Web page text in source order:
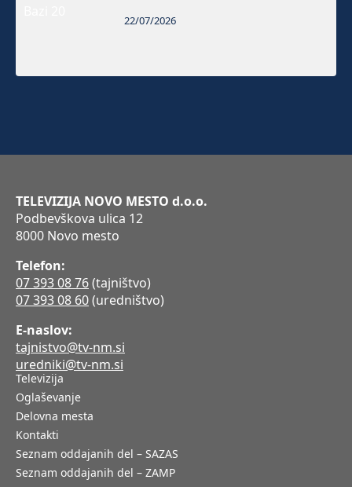
22/07/2026
TELEVIZIJA NOVO MESTO d.o.o.
Podbevškova ulica 12
8000 Novo mesto
Telefon:
07 393 08 76(tajništvo)
07 393 08 60(uredništvo)
E-naslov:
tajnistvo@tv-nm.si
uredniki@tv-nm.si
Televizija
Oglaševanje
Delovna mesta
Kontakti
Seznam oddajanih del – SAZAS
Seznam oddajanih del – ZAMP